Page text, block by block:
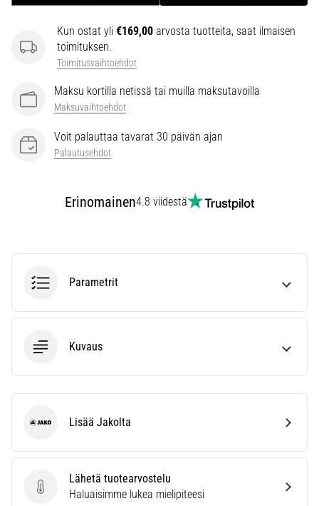
Pitääkö
todella…
Näytä
kaikki
Kun ostat yli €169,00 arvosta tuotteita, saat ilmaisen
toimituksen.
Toimitusvaihtoehdot
Maksu kortilla netissä tai muilla maksutavoilla
Maksuvaihtoehdot
Voit palauttaa tavarat 30 päivän ajan
Palautusehdot
Erinomainen4.8 viidestä
Parametrit
Kuvaus
Lähetä tuotearvostelu
Lähetä tuotearvostelu
Haluaisimme lukea mielipiteesi
Jako Lisää Jakolta